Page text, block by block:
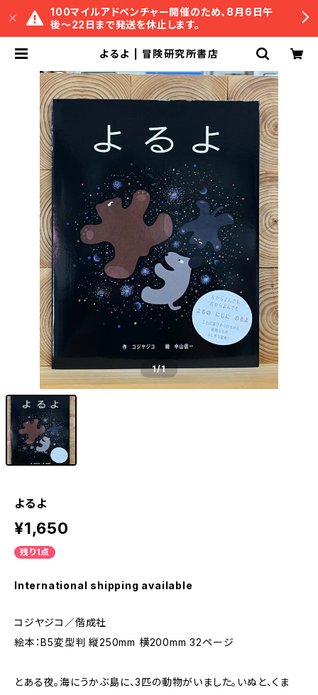
100マイルアドベンチャー開催のため、8月6日午
後〜22日まで発送を休止します。
よるよ | 冒険研究所書店
1/1
よるよ
¥1,650
残り1点
International shipping available
コジヤジコ／偕成社
絵本：B5変型判 縦250mm 横200mm 32ページ
とある夜。海にうかぶ島に、3匹の動物がいました。いぬと、くま